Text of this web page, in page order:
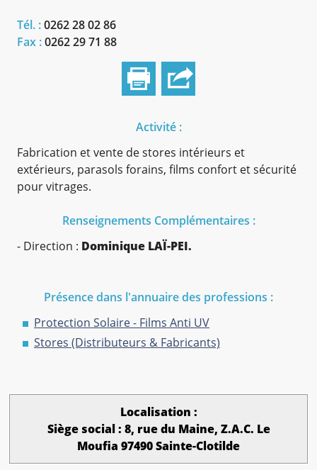
Tél. :0262 28 02 86
Fax :0262 29 71 88
Activité :
Fabrication et vente de stores intérieurs et
extérieurs, parasols forains, films confort et sécurité
pour vitrages.
Renseignements Complémentaires :
- Direction : Dominique LAÏ-PEI.
Présence dans l'annuaire des professions :
Protection Solaire - Films Anti UV
Stores (Distributeurs & Fabricants)
Localisation :
Siège social : 8, rue du Maine, Z.A.C. Le
Moufia 97490 Sainte-Clotilde